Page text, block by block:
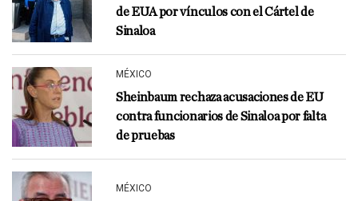
de EUA por vínculos con el Cártel de
Sinaloa
MÉXICO
Sheinbaum rechaza acusaciones de EU
contra funcionarios de Sinaloa por falta
de pruebas
MÉXICO